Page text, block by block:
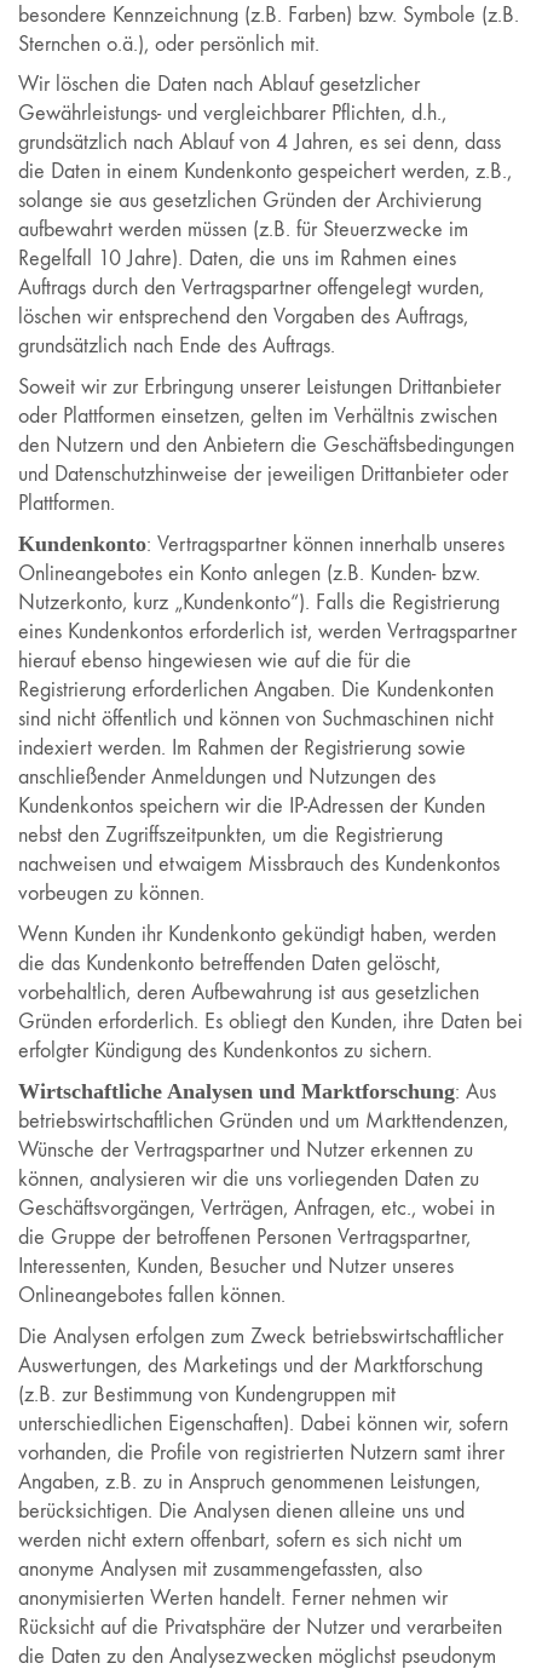
besondere Kennzeichnung (z.B. Farben) bzw. Symbole (z.B.
Sternchen o.ä.), oder persönlich mit.
Wir löschen die Daten nach Ablauf gesetzlicher
Gewährleistungs- und vergleichbarer Pflichten, d.h.,
grundsätzlich nach Ablauf von 4 Jahren, es sei denn, dass
die Daten in einem Kundenkonto gespeichert werden, z.B.,
solange sie aus gesetzlichen Gründen der Archivierung
aufbewahrt werden müssen (z.B. für Steuerzwecke im
Regelfall 10 Jahre). Daten, die uns im Rahmen eines
Auftrags durch den Vertragspartner offengelegt wurden,
löschen wir entsprechend den Vorgaben des Auftrags,
grundsätzlich nach Ende des Auftrags.
Soweit wir zur Erbringung unserer Leistungen Drittanbieter
oder Plattformen einsetzen, gelten im Verhältnis zwischen
den Nutzern und den Anbietern die Geschäftsbedingungen
und Datenschutzhinweise der jeweiligen Drittanbieter oder
Plattformen.
Kundenkonto: Vertragspartner können innerhalb unseres
Onlineangebotes ein Konto anlegen (z.B. Kunden- bzw.
Nutzerkonto, kurz „Kundenkonto“). Falls die Registrierung
eines Kundenkontos erforderlich ist, werden Vertragspartner
hierauf ebenso hingewiesen wie auf die für die
Registrierung erforderlichen Angaben. Die Kundenkonten
sind nicht öffentlich und können von Suchmaschinen nicht
indexiert werden. Im Rahmen der Registrierung sowie
anschließender Anmeldungen und Nutzungen des
Kundenkontos speichern wir die IP-Adressen der Kunden
nebst den Zugriffszeitpunkten, um die Registrierung
nachweisen und etwaigem Missbrauch des Kundenkontos
vorbeugen zu können.
Wenn Kunden ihr Kundenkonto gekündigt haben, werden
die das Kundenkonto betreffenden Daten gelöscht,
vorbehaltlich, deren Aufbewahrung ist aus gesetzlichen
Gründen erforderlich. Es obliegt den Kunden, ihre Daten bei
erfolgter Kündigung des Kundenkontos zu sichern.
Wirtschaftliche Analysen und Marktforschung: Aus
betriebswirtschaftlichen Gründen und um Markttendenzen,
Wünsche der Vertragspartner und Nutzer erkennen zu
können, analysieren wir die uns vorliegenden Daten zu
Geschäftsvorgängen, Verträgen, Anfragen, etc., wobei in
die Gruppe der betroffenen Personen Vertragspartner,
Interessenten, Kunden, Besucher und Nutzer unseres
Onlineangebotes fallen können.
Die Analysen erfolgen zum Zweck betriebswirtschaftlicher
Auswertungen, des Marketings und der Marktforschung
(z.B. zur Bestimmung von Kundengruppen mit
unterschiedlichen Eigenschaften). Dabei können wir, sofern
vorhanden, die Profile von registrierten Nutzern samt ihrer
Angaben, z.B. zu in Anspruch genommenen Leistungen,
berücksichtigen. Die Analysen dienen alleine uns und
werden nicht extern offenbart, sofern es sich nicht um
anonyme Analysen mit zusammengefassten, also
anonymisierten Werten handelt. Ferner nehmen wir
Rücksicht auf die Privatsphäre der Nutzer und verarbeiten
die Daten zu den Analysezwecken möglichst pseudonym